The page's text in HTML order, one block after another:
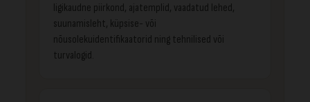
ligikaudne piirkond, ajatemplid, vaadatud lehed,
suunamisleht, küpsise- või
nõusolekuidentifikaatorid ning tehnilised või
turvalogid.